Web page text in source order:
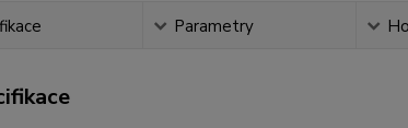
Parametry